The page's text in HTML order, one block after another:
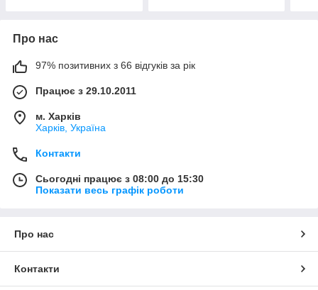
Про нас
97% позитивних з 66 відгуків за рік
Працює з 29.10.2011
м. Харків
Харків, Україна
Контакти
Сьогодні працює з 08:00 до 15:30
Показати весь графік роботи
Про нас
Контакти